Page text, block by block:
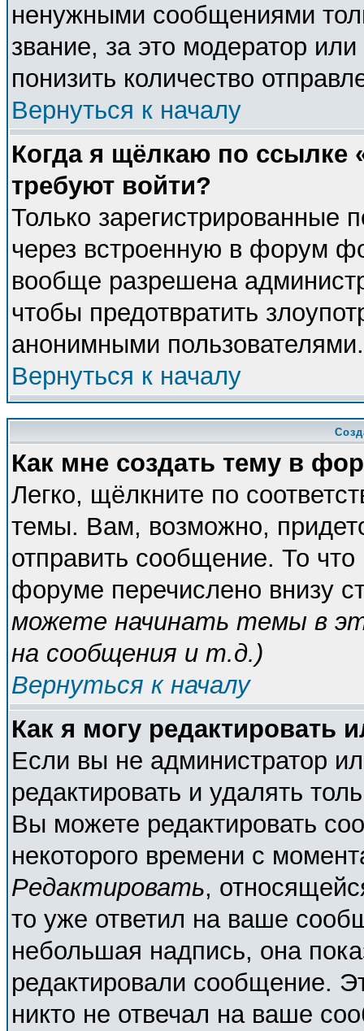
ненужными сообщениями
звание, за это модератор
понизить количество
Вернуться к началу
Когда я щёлкаю по ссылке
требуют войти?
Только зарегистрированные
через встроенную в форум
вообще разрешена
чтобы предотвратить
анонимными пользователями.
Вернуться к началу
Как мне создать тему в
Легко, щёлкните по
темы. Вам, возможно,
отправить сообщение. То
форуме перечислено внизу
можете начинать темы в
на сообщения и т.д.)
Вернуться к началу
Как я могу редактировать
Если вы не администратор
редактировать и удалять
Вы можете редактировать
некоторого времени с
Редактировать,
то уже ответил на ваше
небольшая надпись, она
редактировали сообщение.
никто не отвечал на ваше